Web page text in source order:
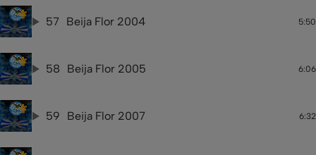
57 Beija Flor 2004 5:50
58 Beija Flor 2005 6:06
59 Beija Flor 2007 6:32